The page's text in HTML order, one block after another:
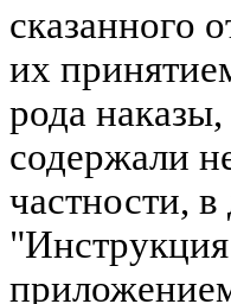
сказанного
их
рода
содержали
частности,